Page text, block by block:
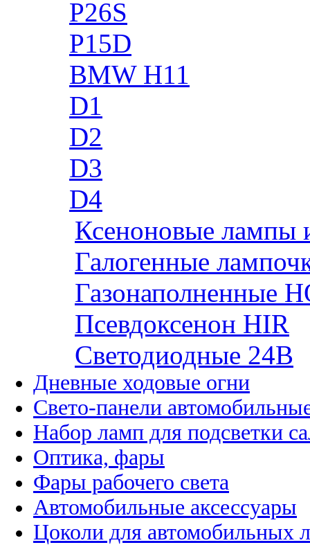
P26S
P15D
BMW H11
D1
D2
D3
D4
Ксеноновые лампы
Галогенные
Газонаполненные
Псевдоксенон HIR
Cветодиодные 24B
Дневные ходовые огни
Свето-панели
Набор ламп для подсветки
Оптика, фары
Фары рабочего света
Автомобильные аксессуары
Цоколи для автомобильных